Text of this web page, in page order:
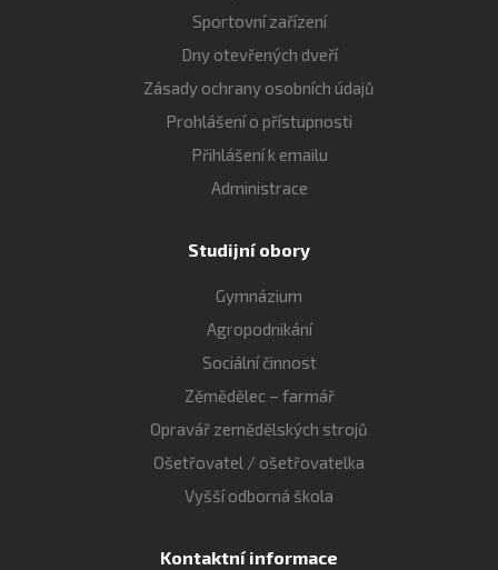
Sportovní zařízení
Dny otevřených dveří
Zásady ochrany osobních údajů
Prohlášení o přístupnosti
Přihlášení k emailu
Administrace
Studijní obory
Gymnázium
Agropodnikání
Sociální činnost
Zěmědělec – farmář
Opravář zemědělských strojů
Ošetřovatel / ošetřovatelka
Vyšší odborná škola
Kontaktní informace